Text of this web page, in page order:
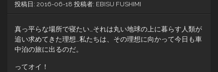
投稿日: 2016-06-18 投稿者: EBISU FUSHIMI
真っ平らな場所で寝たい…それは丸い地球の上に暮らす人類が
追い求めてきた理想…私たちは、その理想に向かって今日も車
中泊の旅に出るのだ。
ってオイ！